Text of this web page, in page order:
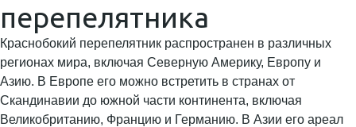
перепелятника
Краснобокий перепелятник распространен в различных
регионах мира, включая Северную Америку, Европу и
Азию. В Европе его можно встретить в странах от
Скандинавии до южной части континента, включая
Великобританию, Францию и Германию. В Азии его ареал